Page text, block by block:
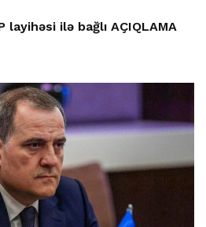
layihəsi ilə bağlı AÇIQLAMA